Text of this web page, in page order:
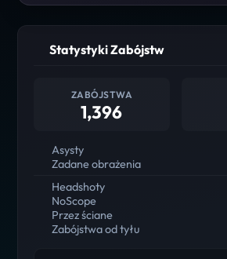
Statystyki Zabójstw
ZABÓJSTWA
1,396
Asysty
Zadane obrażenia
Headshoty
NoScope
Przez ściane
Zabójstwa od tyłu